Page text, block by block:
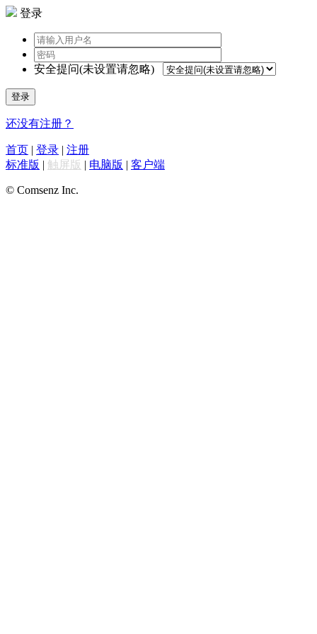
登录
安全提问(未设置请忽略)
登录
还没有注册？
首页 | 登录 | 注册
标准版 | 触屏版 | 电脑版 | 客户端
© Comsenz Inc.